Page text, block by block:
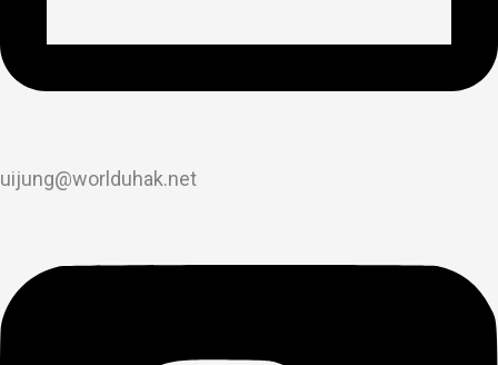
uijung@worlduhak.net